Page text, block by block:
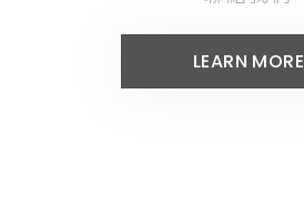
LEARN MORE